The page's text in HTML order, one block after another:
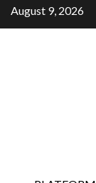
Skip
to
August 9, 2026